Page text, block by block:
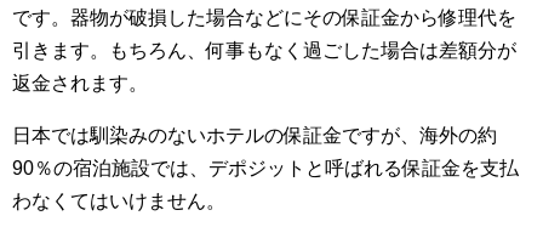
です。器物が破損した場合などにその保証金から修理代を
引きます。もちろん、何事もなく過ごした場合は差額分が
返金されます。
日本では馴染みのないホテルの保証金ですが、海外の約
90％の宿泊施設では、デポジットと呼ばれる保証金を支払
わなくてはいけません。